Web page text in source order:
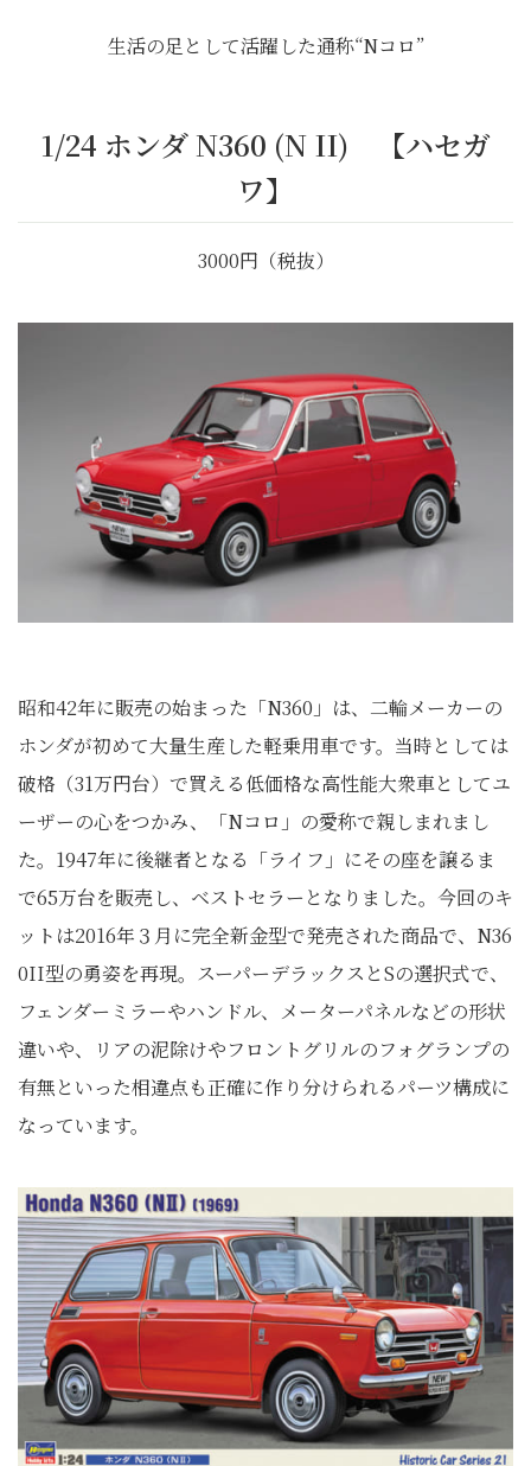
生活の足として活躍した通称“Nコロ”
1/24 ホンダ N360 (N II) 【ハセガ
ワ】
3000円（税抜）
昭和42年に販売の始まった「N360」は、二輪メーカーの
ホンダが初めて大量生産した軽乗用車です。当時としては
破格（31万円台）で買える低価格な高性能大衆車としてユ
ーザーの心をつかみ、「Nコロ」の愛称で親しまれまし
た。1947年に後継者となる「ライフ」にその座を譲るま
で65万台を販売し、ベストセラーとなりました。今回のキ
ットは2016年３月に完全新金型で発売された商品で、N36
0II型の勇姿を再現。スーパーデラックスとSの選択式で、
フェンダーミラーやハンドル、メーターパネルなどの形状
違いや、リアの泥除けやフロントグリルのフォグランプの
有無といった相違点も正確に作り分けられるパーツ構成に
なっています。